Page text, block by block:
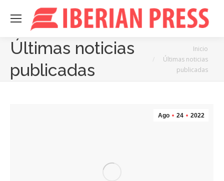
Últimas noticias
publicadas
Inicio
Últimas noticias
publicadas
Ago 24 2022